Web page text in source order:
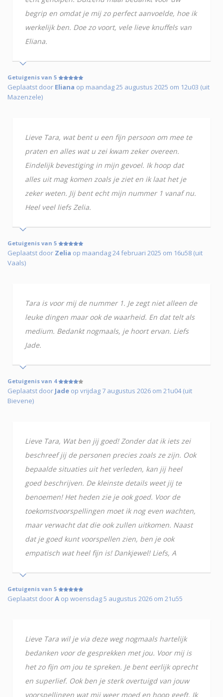
begrip en omdat je mij zo perfect aanvoelde, hoe ik
werkelijk ben. Doe zo voort, vele lieve knuffels van
Eliana.
Getuigenis van 5
Geplaatst door Eliana op maandag 25 augustus 2025 om 12u03 (uit
Mazenzele)
Lieve Tara, wat bent u een fijn persoon om mee te
praten en alles wat u zei kwam zeker overeen.
Eindelijk bevestiging in mijn gevoel. Ik hoop dat
alles uit mag komen zoals je ziet en ik laat het je
zeker weten. Jij bent echt mijn nummer 1 vanaf nu.
Heel veel liefs Zelia.
Getuigenis van 5
Geplaatst door Zelia op maandag 24 februari 2025 om 16u58 (uit
Vaals)
Tara is voor mij de nummer 1. Je zegt niet alleen de
leuke dingen maar ook de waarheid. En dat telt als
medium. Bedankt nogmaals, je hoort ervan. Liefs
Jade.
Getuigenis van 4
Geplaatst door Jade op vrijdag 7 augustus 2026 om 21u04 (uit
Bievene)
Lieve Tara, Wat ben jij goed! Zonder dat ik iets zei
beschreef jij de personen precies zoals ze zijn. Ook
bepaalde situaties uit het verleden, kan jij heel
goed beschrijven. De kleinste details weet jij te
benoemen! Het heden zie je ook goed. Voor de
toekomstvoorspellingen moet ik nog even wachten,
maar verwacht dat die ook zullen uitkomen. Naast
dat je goed kunt voorspellen zien, ben je ook
empatisch wat heel fijn is! Dankjewel! Liefs, A
Getuigenis van 5
Geplaatst doorA op woensdag 5 augustus 2026 om 21u55
Lieve Tara wil je via deze weg nogmaals hartelijk
bedanken voor de gesprekken met jou. Voor mij is
het zo fijn om jou te spreken. Je bent eerlijk oprecht
en superlief. Ook ben je sterk overtuigd van jouw
voorspellingen wat mij weer moed en hoop geeft. Ik